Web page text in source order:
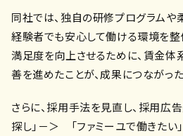
同社では、独自の研修プログラムや
経験者でも安心して働ける環境を整
満足度を向上させるために、賃金
善を進めたことが、成果につながった
さらに、採用手法を見直し、採用広
探し」－＞ 「ファミーユで働きたい